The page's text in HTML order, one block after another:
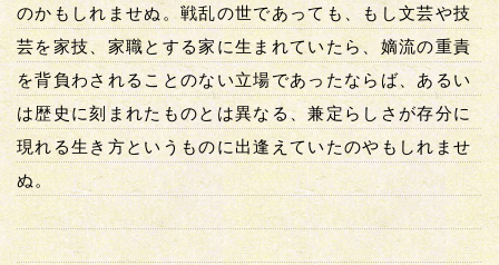
のかもしれませぬ。戦乱の世であっても、もし文芸や技
芸を家技、家職とする家に生まれていたら、嫡流の重責
を背負わされることのない立場であったならば、あるい
は歴史に刻まれたものとは異なる、兼定らしさが存分に
現れる生き方というものに出逢えていたのやもしれませ
ぬ。